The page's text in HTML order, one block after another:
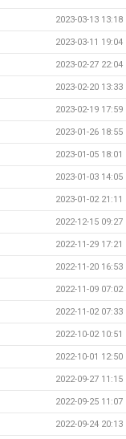
2023-03-13 13:18
2023-03-11 19:04
2023-02-27 22:04
2023-02-20 13:33
2023-02-19 17:59
2023-01-26 18:55
2023-01-05 18:01
2023-01-03 14:05
2023-01-02 21:11
2022-12-15 09:27
2022-11-29 17:21
2022-11-20 16:53
2022-11-09 07:02
2022-11-02 07:33
2022-10-02 10:51
2022-10-01 12:50
2022-09-27 11:15
2022-09-25 11:07
2022-09-24 20:13